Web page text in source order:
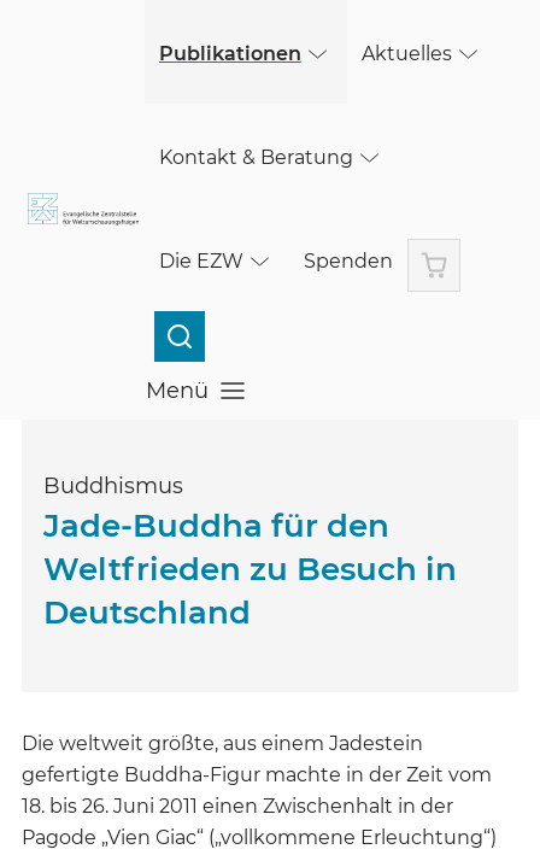
Publikationen Aktuelles
Kontakt & Beratung
Die EZW Spenden Warenkorb
Menü
Menü öffnen
Buddhismus
Jade-Buddha für den
Weltfrieden zu Besuch in
Deutschland
Die weltweit größte, aus einem Jadestein
gefertigte Buddha-Figur machte in der Zeit vom
18. bis 26. Juni 2011 einen Zwischenhalt in der
Pagode „Vien Giac“ („vollkommene Erleuchtung“)